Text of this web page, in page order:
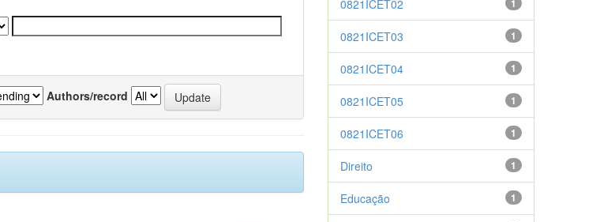
Authors/record
1
0821ICET02
1
0821ICET03
1
0821ICET04
1
0821ICET05
1
0821ICET06
1
Direito
1
Educação